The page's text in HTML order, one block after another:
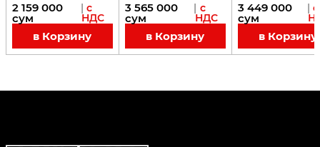
2 159 000
сум
| с
НДС
в Корзину
3 565 000
сум
| с
НДС
в Корзину
3 449 000
сум
| с
в Корзину